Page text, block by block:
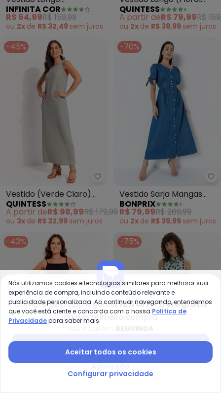
Estampado sem Manga
(Bege)
INFINITA COR
R$ 64,99R$ 159,99
ou 2x de R$ 32,49 sem juros
Azul) com Alças e
Babado
QUINTESS
A partir deR$ 79,99R$
ou 2x de R$ 39,99 sem juros
-45%
Quintess - Vestido (Verde
Vestido (Verde Claro)
em Malha Devorê
QUINTESS
A partir deR$ 98,99R$ 179,99
ou 3x de R$ 32,99 sem juros
-70%
Vestido Sarja Mangas
com Amarração (Azul
Médio)
BONPRIX
R$ 79,99R$ 269,99
ou 2x de R$ 39,99 sem juros
-43%
Quintess - Vestido (Preto) em
-75%
Compre pelo app e ganhe12% OFF + frete grátis
na sua primeira compra
Nós utilizamos cookies e tecnologias similares para melhorar sua
experiência de compra, incluindo conteúdo relevante e
publicidade personalizada. Ao continuar navegando, entendemos
que você está ciente e concorda com a nossa Política de
Privacidadepara saber mais.
Aceitar todos os cookies
Configurar privacidade